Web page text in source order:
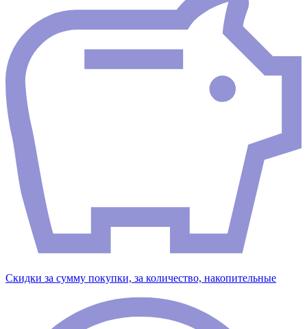
Скидки за сумму покупки, за количество, накопительные